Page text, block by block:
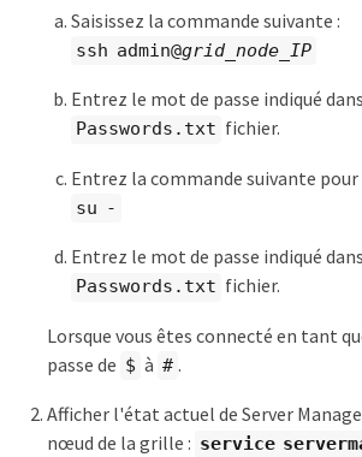
Saisissez la commande suivante :
ssh admin@grid_node_IP
Entrez le mot de passe indiqué
Passwords.txt fichier.
Entrez la commande suivante pour
su -
Entrez le mot de passe indiqué
Passwords.txt fichier.
Lorsque vous êtes connecté en tant
passe de $ à # .
Afficher l'état actuel de Server
nœud de la grille : service